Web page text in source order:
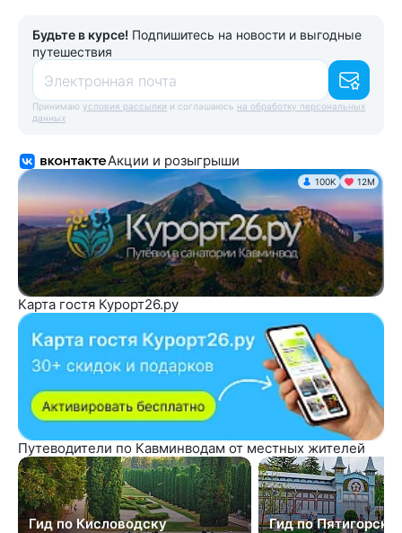
Будьте в курсе! Подпишитесь на новости и выгодные
путешествия
Электронная почта
Принимаю условия рассылки и соглашаюсь на обработку персональных
данных
Акции и розыгрыши
100K 12М
Карта гостя Курорт26.ру
Путеводители по Кавминводам от местных жителей
Гид по Кисловодску Гид по Пятигорску